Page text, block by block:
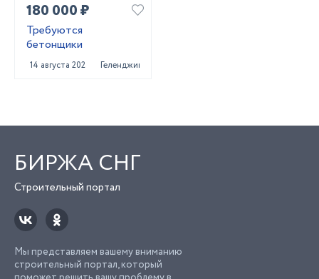
180 000 ₽
Требуются
бетонщики
14 августа 2025 Геленджик
БИРЖА СНГ
Строительный портал
Мы представляем вашему вниманию
строительный портал, который